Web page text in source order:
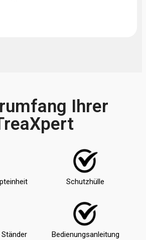
Ihrer
Schutzhülle
Bedienungsanleitung